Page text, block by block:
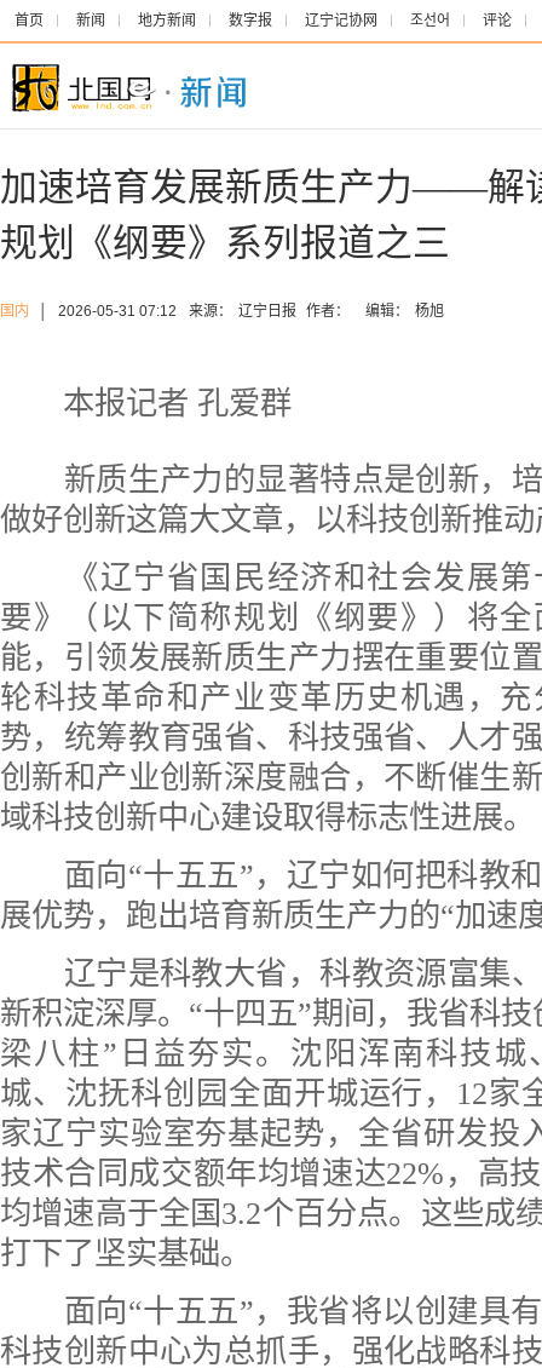
首页 新闻 地方新闻 数字报 辽宁记协网 조선어 评论
加速培育发展新质生产力——解
规划《纲要》系列报道之三
国内 2026-05-31 07:12 来源： 辽宁日报 作者： 编辑： 杨旭
本报记者 孔爱群
新质生产力的显著特点是创新，培
做好创新这篇大文章，以科技创新推
《辽宁省国民经济和社会发展第
要》（以下简称规划《纲要》）将
能，引领发展新质生产力摆在重要位
轮科技革命和产业变革历史机遇，
势，统筹教育强省、科技强省、人才
创新和产业创新深度融合，不断催生
域科技创新中心建设取得标志性进展。
面向“十五五”，辽宁如何把科教和
展优势，跑出培育新质生产力的“加速
辽宁是科教大省，科教资源富集、
新积淀深厚。“十四五”期间，我省科
梁八柱”日益夯实。沈阳浑南科技城
城、沈抚科创园全面开城运行，12家
家辽宁实验室夯基起势，全省研发投
技术合同成交额年均增速达22%，高
均增速高于全国3.2个百分点。这些成
打下了坚实基础。
面向“十五五”，我省将以创建具有
科技创新中心为总抓手，强化战略科